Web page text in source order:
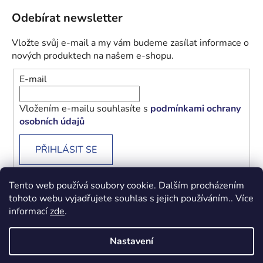
Tento web používá soubory cookie. Dalším procházením
tohoto webu vyjadřujete souhlas s jejich používáním.. Více
informacízde.
Nastavení
Odebírat newsletter
Vložte svůj e-mail a my vám budeme zasílat informace o
nových produktech na našem e-shopu.
E-mail
Vložením e-mailu souhlasíte s podmínkami ochrany
osobních údajů
PŘIHLÁSIT SE
Obchodní podmínky Podmínky ochrany osobních údajů